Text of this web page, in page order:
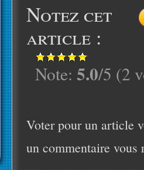
Notez cet
article :
Note: 5.0/5 (2
Voter pour un article
un commentaire vous